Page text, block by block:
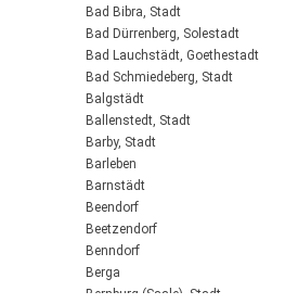
Bad Bibra, Stadt
Bad Dürrenberg, Solestadt
Bad Lauchstädt, Goethestadt
Bad Schmiedeberg, Stadt
Balgstädt
Ballenstedt, Stadt
Barby, Stadt
Barleben
Barnstädt
Beendorf
Beetzendorf
Benndorf
Berga
Bernburg (Saale), Stadt